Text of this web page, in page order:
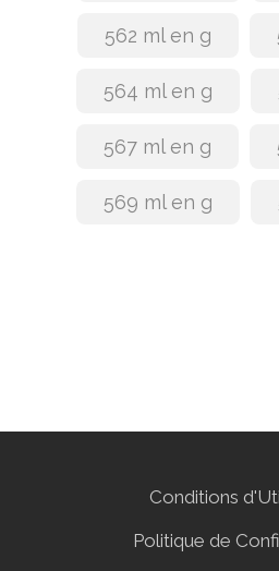
562 ml en g
564 ml en g
567 ml en g
569 ml en g
Conditions
Politique de